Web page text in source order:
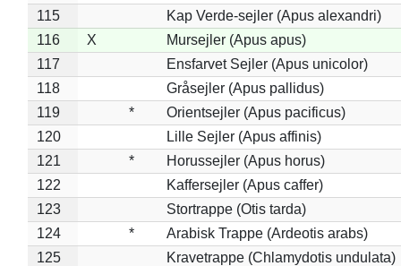
115
Kap Verde-sejler (Apus alexandri)
116
X
Mursejler (Apus apus)
117
Ensfarvet Sejler (Apus unicolor)
118
Gråsejler (Apus pallidus)
119
*
Orientsejler (Apus pacificus)
120
Lille Sejler (Apus affinis)
121
*
Horussejler (Apus horus)
122
Kaffersejler (Apus caffer)
123
Stortrappe (Otis tarda)
124
*
Arabisk Trappe (Ardeotis arabs)
125
Kravetrappe (Chlamydotis undulata)